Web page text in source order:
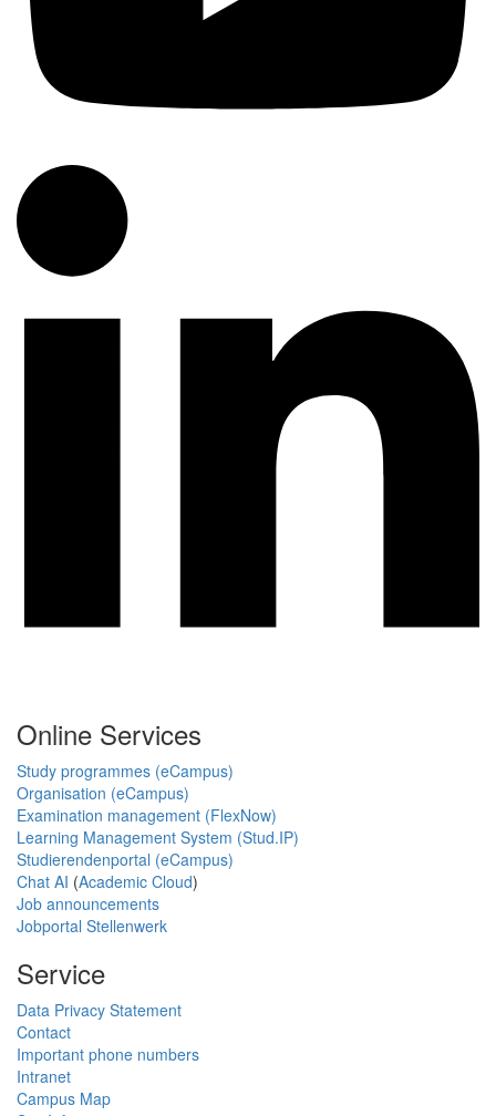
Online Services
Study programmes (eCampus)
Organisation (eCampus)
Examination management (FlexNow)
Learning Management System (Stud.IP)
Studierendenportal (eCampus)
Chat AI (Academic Cloud)
Job announcements
Jobportal Stellenwerk
Service
Data Privacy Statement
Contact
Important phone numbers
Intranet
Campus Map